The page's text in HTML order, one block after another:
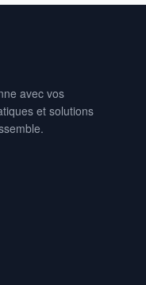
avec vos
et solutions